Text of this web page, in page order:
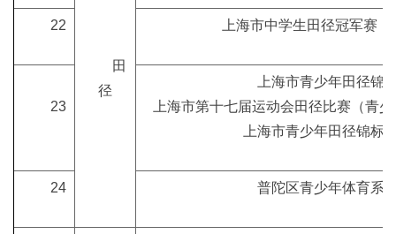
田
径
22 上海市中学生田径冠军赛
23
上海市青少年田径锦
上海市第十七届运动会田径比赛（青
上海市青少年田径锦标
24 普陀区青少年体育系